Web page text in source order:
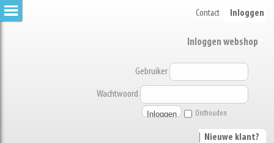
Contact Inloggen
Inloggen webshop
Gebruiker
Wachtwoord
Onthouden
Nieuwe klant?